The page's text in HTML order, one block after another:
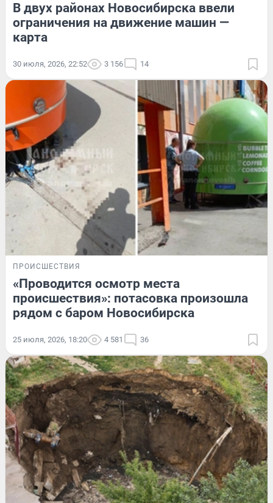
В двух районах Новосибирска ввели
ограничения на движение машин —
карта
30 июля, 2026, 22:52 3 156 14
ПРОИСШЕСТВИЯ
«Проводится осмотр места
происшествия»: потасовка произошла
рядом с баром Новосибирска
25 июля, 2026, 18:20 4 581 36